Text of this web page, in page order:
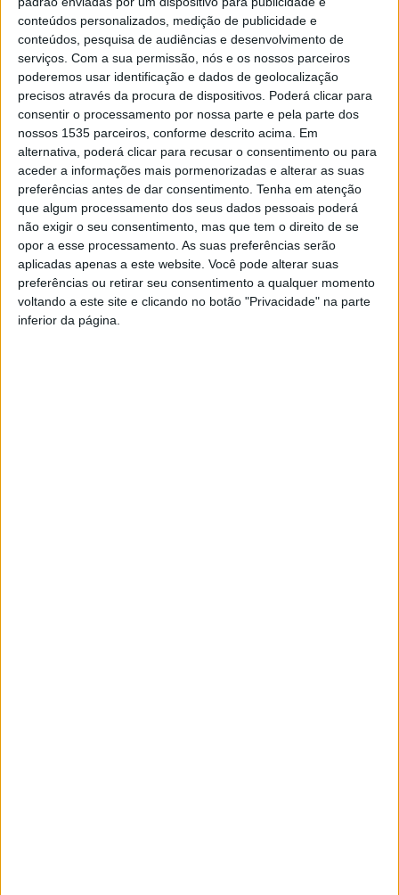
conteúdos personalizados, medição de publicidade e
conteúdos, pesquisa de audiências e desenvolvimento de
serviços. Com a sua permissão, nós e os nossos parceiros
poderemos usar identificação e dados de geolocalização
precisos através da procura de dispositivos. Poderá clicar para
consentir o processamento por nossa parte e pela parte dos
nossos 1535 parceiros, conforme descrito acima. Em
alternativa, poderá clicar para recusar o consentimento ou para
aceder a informações mais pormenorizadas e alterar as suas
preferências antes de dar consentimento. Tenha em atenção
que algum processamento dos seus dados pessoais poderá
não exigir o seu consentimento, mas que tem o direito de se
opor a esse processamento. As suas preferências serão
aplicadas apenas a este website. Você pode alterar suas
preferências ou retirar seu consentimento a qualquer momento
voltando a este site e clicando no botão "Privacidade" na parte
inferior da página.
Castelo Branco será palco do IV Encontro Europeu de
Cidades Mediadoras – “Viver Juntos em Paz”, uma
iniciativa que vai reunir especialistas nacionais e
internacionais para refletir sobre a mediação social como
instrumento de coesão e inclusão nos territórios, entre
6ªfeira e sábado, 16 e 17 de maio.
O encontro é promovido pela Câmara de Castelo Branco,
em parceria com a Amato Lusitano – Associação de
Desenvolvimento e a CreE.A – Associação Europeia para
a Mediação Social, contando ainda com o apoio da Junta
de Freguesia de Castelo Branco e da Cáritas
Interparoquial de Castelo Branco.